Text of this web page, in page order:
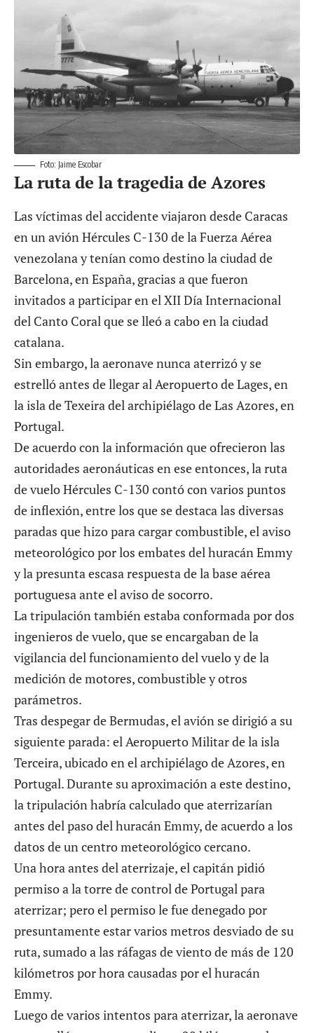
Foto: Jaime Escobar
La ruta de la tragedia de Azores
Las víctimas del accidente viajaron desde Caracas
en un avión Hércules C-130 de la Fuerza Aérea
venezolana y tenían como destino la ciudad de
Barcelona, en España, gracias a que fueron
invitados a participar en el XII Día Internacional
del Canto Coral que se lleó a cabo en la ciudad
catalana.
Sin embargo, la aeronave nunca aterrizó y se
estrelló antes de llegar al Aeropuerto de Lages, en
la isla de Texeira del archipiélago de Las Azores, en
Portugal.
De acuerdo con la información que ofrecieron las
autoridades aeronáuticas en ese entonces, la ruta
de vuelo Hércules C-130 contó con varios puntos
de inflexión, entre los que se destaca las diversas
paradas que hizo para cargar combustible, el aviso
meteorológico por los embates del huracán Emmy
y la presunta escasa respuesta de la base aérea
portuguesa ante el aviso de socorro.
La tripulación también estaba conformada por dos
ingenieros de vuelo, que se encargaban de la
vigilancia del funcionamiento del vuelo y de la
medición de motores, combustible y otros
parámetros.
Tras despegar de Bermudas, el avión se dirigió a su
siguiente parada: el Aeropuerto Militar de la isla
Terceira, ubicado en el archipiélago de Azores, en
Portugal. Durante su aproximación a este destino,
la tripulación habría calculado que aterrizarían
antes del paso del huracán Emmy, de acuerdo a los
datos de un centro meteorológico cercano.
Una hora antes del aterrizaje, el capitán pidió
permiso a la torre de control de Portugal para
aterrizar; pero el permiso le fue denegado por
presuntamente estar varios metros desviado de su
ruta, sumado a las ráfagas de viento de más de 120
kilómetros por hora causadas por el huracán
Emmy.
Luego de varios intentos para aterrizar, la aeronave